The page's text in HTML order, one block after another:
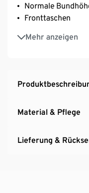
Normale
Fronttaschen
Mehr anzeigen
2 aufgesetzte
Material & Pflege
Lieferung &